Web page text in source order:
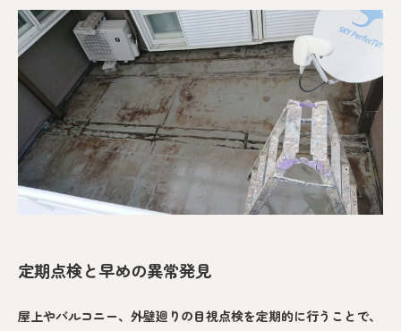
定期点検と早めの異常発見
屋上やバルコニー、外壁廻りの目視点検を定期的に行うことで、